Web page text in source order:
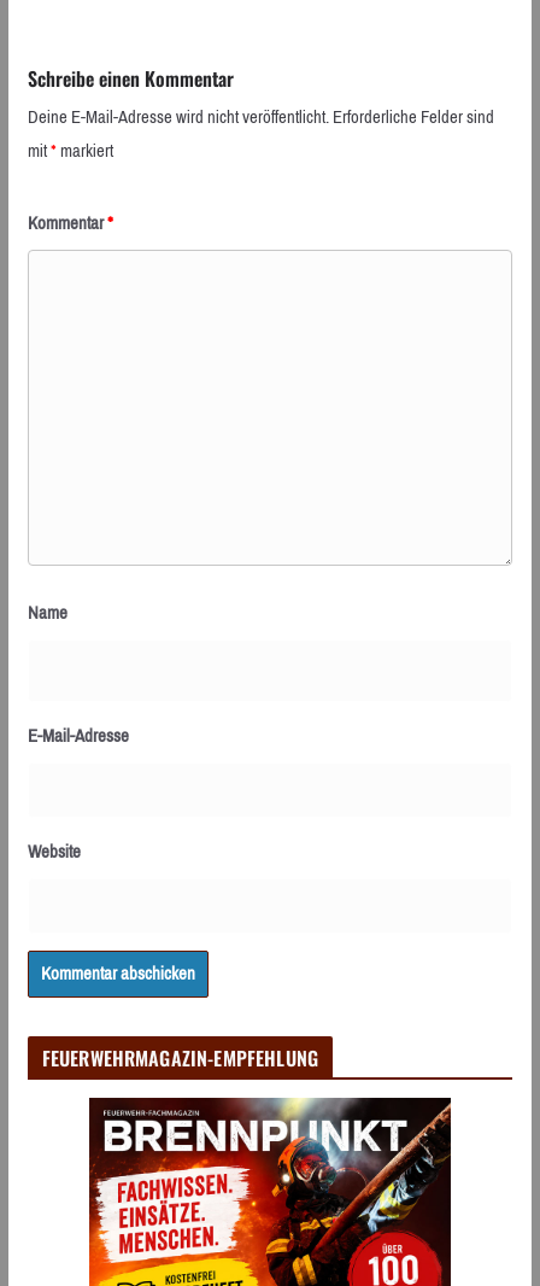
Schreibe einen Kommentar
Deine E-Mail-Adresse wird nicht veröffentlicht.Erforderliche Felder sind
mit*markiert
Kommentar*
Name
E-Mail-Adresse
Website
FEUERWEHRMAGAZIN-EMPFEHLUNG